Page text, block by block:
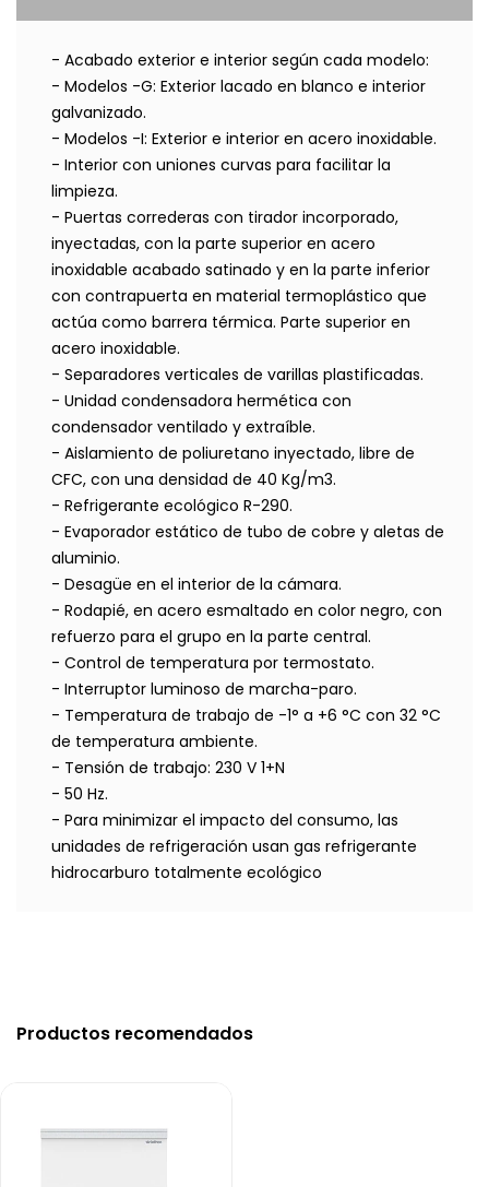
- Acabado exterior e interior según cada modelo:
- Modelos -G: Exterior lacado en blanco e interior
galvanizado.
- Modelos -I: Exterior e interior en acero inoxidable.
- Interior con uniones curvas para facilitar la
limpieza.
- Puertas correderas con tirador incorporado,
inyectadas, con la parte superior en acero
inoxidable acabado satinado y en la parte inferior
con contrapuerta en material termoplástico que
actúa como barrera térmica. Parte superior en
acero inoxidable.
- Separadores verticales de varillas plastificadas.
- Unidad condensadora hermética con
condensador ventilado y extraíble.
- Aislamiento de poliuretano inyectado, libre de
CFC, con una densidad de 40 Kg/m3.
- Refrigerante ecológico R-290.
- Evaporador estático de tubo de cobre y aletas de
aluminio.
- Desagüe en el interior de la cámara.
- Rodapié, en acero esmaltado en color negro, con
refuerzo para el grupo en la parte central.
- Control de temperatura por termostato.
- Interruptor luminoso de marcha-paro.
- Temperatura de trabajo de -1° a +6 °C con 32 °C
de temperatura ambiente.
- Tensión de trabajo: 230 V 1+N
- 50 Hz.
- Para minimizar el impacto del consumo, las
unidades de refrigeración usan gas refrigerante
hidrocarburo totalmente ecológico
Productos recomendados